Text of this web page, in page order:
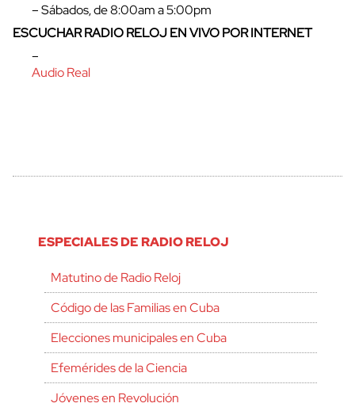
cerrar
– Sábados, de 8:00am a 5:00pm
ESCUCHAR RADIO RELOJ EN VIVO POR INTERNET
–
Audio Real
ESPECIALES DE RADIO RELOJ
Matutino de Radio Reloj
Código de las Familias en Cuba
Elecciones municipales en Cuba
Efemérides de la Ciencia
Jóvenes en Revolución